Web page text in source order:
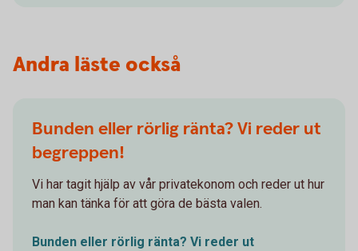
Andra läste också
Bunden eller rörlig ränta? Vi reder ut
begreppen!
Vi har tagit hjälp av vår privatekonom och reder ut hur
man kan tänka för att göra de bästa valen.
Bunden eller rörlig ränta? Vi reder ut